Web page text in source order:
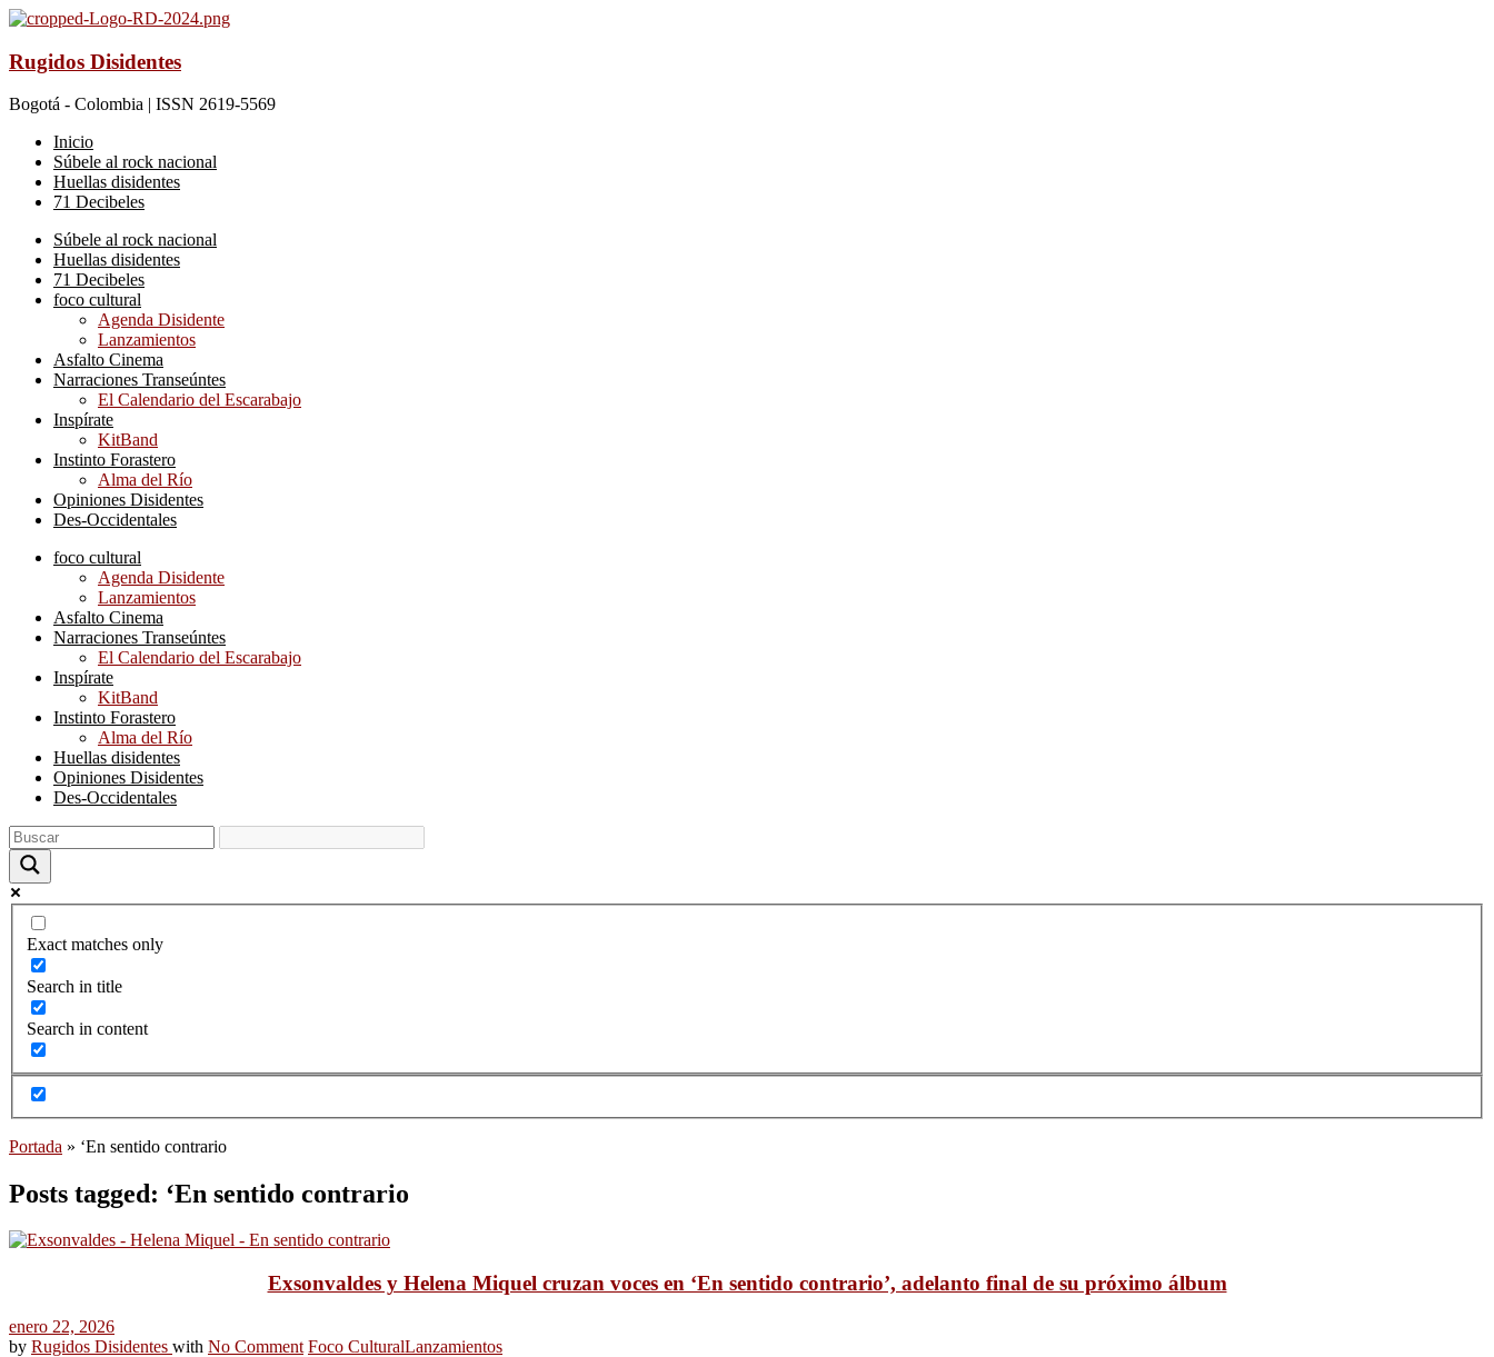
Rugidos Disidentes
Bogotá - Colombia | ISSN 2619-5569
Inicio
Súbele al rock nacional
Huellas disidentes
71 Decibeles
Súbele al rock nacional
Huellas disidentes
71 Decibeles
foco cultural
Agenda Disidente
Lanzamientos
Asfalto Cinema
Narraciones Transeúntes
El Calendario del Escarabajo
Inspírate
KitBand
Instinto Forastero
Alma del Río
Opiniones Disidentes
Des-Occidentales
foco cultural
Agenda Disidente
Lanzamientos
Asfalto Cinema
Narraciones Transeúntes
El Calendario del Escarabajo
Inspírate
KitBand
Instinto Forastero
Alma del Río
Huellas disidentes
Opiniones Disidentes
Des-Occidentales
Exact matches only
Search in title
Search in content
Portada » ‘En sentido contrario
Posts tagged: ‘En sentido contrario
Exsonvaldes y Helena Miquel cruzan voces en ‘En sentido contrario’, adelanto final de su próximo álbum
enero 22, 2026
by Rugidos Disidentes with No Comment Foco CulturalLanzamientos